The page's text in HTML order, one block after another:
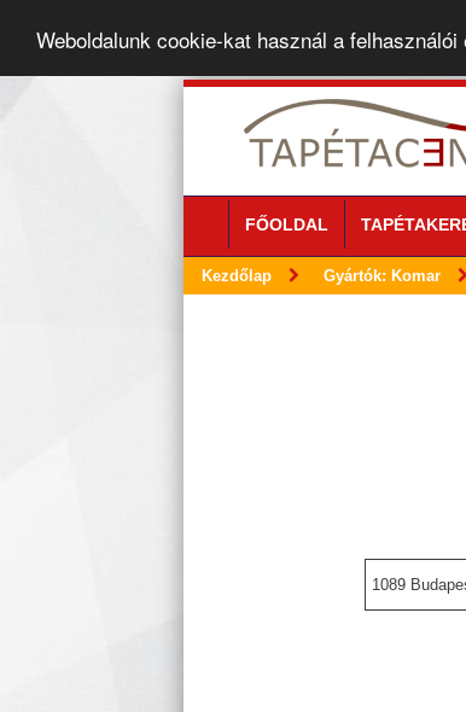
Weboldalunk cookie-kat használ a
FŐOLDAL
Kezdőlap Gyártók: Komar
1089